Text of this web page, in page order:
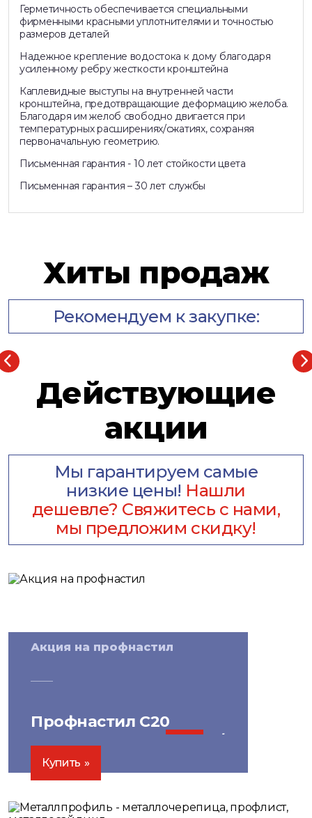
Герметичность обеспечивается специальными
фирменными красными уплотнителями и точностью
размеров деталей
Надежное крепление водостока к дому благодаря
усиленному ребру жесткости кронштейна
Каплевидные выступы на внутренней части
кронштейна, предотвращающие деформацию желоба.
Благодаря им желоб свободно двигается при
температурных расширениях/сжатиях, сохраняя
первоначальную геометрию.
Письменная гарантия - 10 лет стойкости цвета
Письменная гарантия – 30 лет службы
Хиты продаж
Рекомендуем к закупке:
Действующие
акции
Мы гарантируем самые
низкие цены! Нашли
дешевле? Свяжитесь с нами,
мы предложим скидку!
Акция на профнастил
Профнастил С20
0,42*1150*6000 -3100₽/
лист
Купить